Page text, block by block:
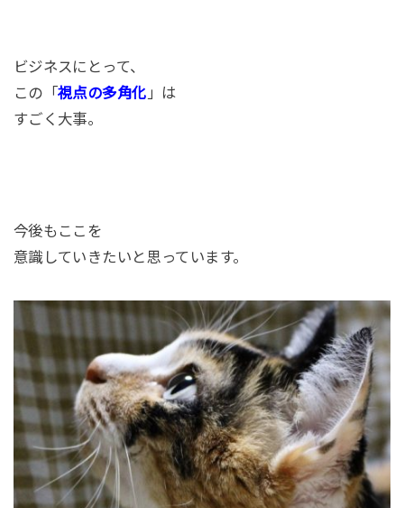
ビジネスにとって、
この「視点の多角化 」は
すごく大事。
今後もここを
意識していきたいと思っています。